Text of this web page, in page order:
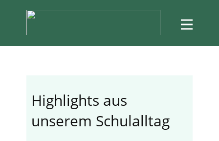
Highlights aus
unserem Schulalltag